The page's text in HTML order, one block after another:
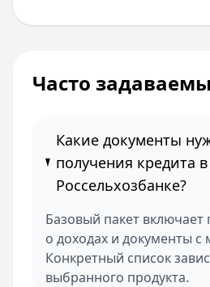
Часто
Какие документы
получения кредита в
Россельхозбанке?
Базовый пакет включает
о доходах и документы с
Конкретный список
выбранного продукта.